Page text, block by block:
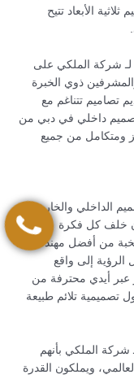
الأبعاد تتيح
لـ شركة الملكي على
ذوي الخبرة
تصاميم تتناغم مع
تصميم داخلي في دبي من
ومتكامل من جميع
الداخلي والخارجي
خلف كل فكرة
من أفضل مهندسي
إلى واقع
أيدي محترفة من
تصميمية تلائم طبيعة
شركة الملكي بأنهم
ويملكون القدرة